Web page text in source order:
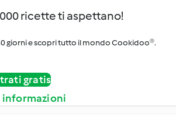
ricette ti aspettano!
giorni e scopri tutto il mondo Cookidoo®.
gratis